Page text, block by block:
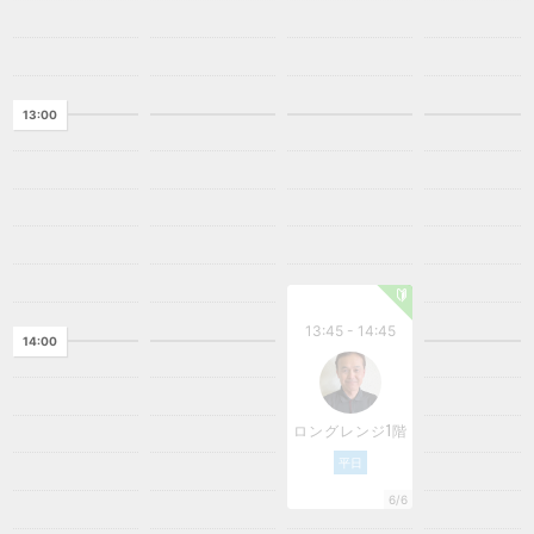
13:45 - 14:45
ロングレンジ1階
平日
6/6
13:00
14:00